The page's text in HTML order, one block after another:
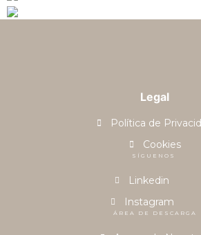
Legal
Política de
Cookies
SÍGUENOS
Linkedin
Instagram
ÁREA DE DESCARGA